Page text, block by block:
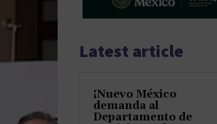
Latest article
¡Nuevo México
demanda al
Departamento de